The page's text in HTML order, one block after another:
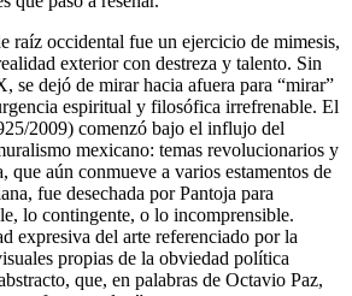
raíz occidental fue un ejercicio de mimesis,
exterior con destreza y talento. Sin
se dejó de mirar hacia afuera para “mirar”
espiritual y filosófica irrefrenable. El
2009) comenzó bajo el influjo del
mexicano: temas revolucionarios y
que aún conmueve a varios estamentos de
fue desechada por Pantoja para
lo contingente, o lo incomprensible.
expresiva del arte referenciado por la
propias de la obviedad política
que, en palabras de Octavio Paz,